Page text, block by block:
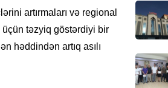
artırmaları və regional
təzyiq göstərdiyi bir
həddindən artıq asılı
DÜNYA